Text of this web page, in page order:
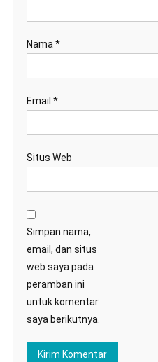
Nama *
Email *
Situs Web
Simpan nama,
email, dan situs
web saya pada
peramban ini
untuk komentar
saya berikutnya.